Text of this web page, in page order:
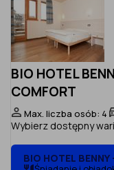
BIO HOTEL
COMFORT
Max. liczba osób: 4
Wybierz dostępny
BIO HOTEL